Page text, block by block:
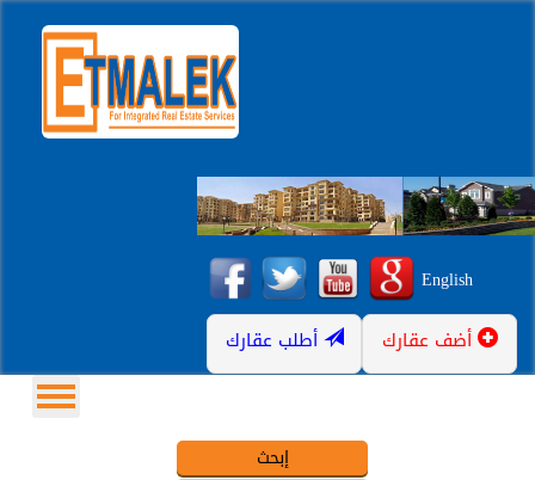
English
أضف عقارك أطلب عقارك